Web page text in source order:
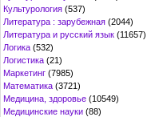
Культурология (537)
Литература : зарубежная (2044)
Литература и русский язык (11657)
Логика (532)
Логистика (21)
Маркетинг (7985)
Математика (3721)
Медицина, здоровье (10549)
Медицинские науки (88)